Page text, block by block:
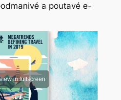
a poutavé e-